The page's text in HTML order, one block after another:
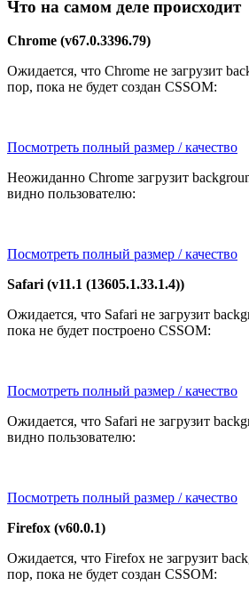
Что на самом деле происходит
Chrome (v67.0.3396.79)
Ожидается, что Chrome не загрузит
пор, пока не будет создан CSSOM:
Посмотреть полный размер / качество
Неожиданно Chrome загрузит
видно пользователю:
Посмотреть полный размер / качество
Safari (v11.1 (13605.1.33.1.4))
Ожидается, что Safari не загрузит
пока не будет построено CSSOM:
Посмотреть полный размер / качество
Ожидается, что Safari не загрузит
видно пользователю:
Посмотреть полный размер / качество
Firefox (v60.0.1)
Ожидается, что Firefox не загрузит
пор, пока не будет создан CSSOM: